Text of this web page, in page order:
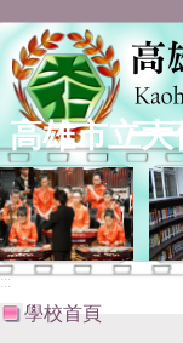
高雄市立
:::
學校首頁